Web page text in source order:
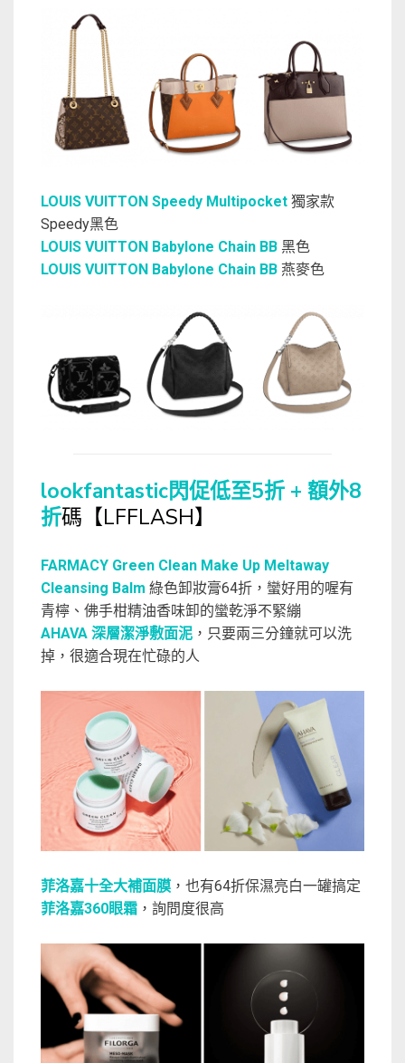
LOUIS VUITTON Speedy Multipocket 獨家款
Speedy黑色
LOUIS VUITTON Babylone Chain BB 黑色
LOUIS VUITTON Babylone Chain BB 燕麥色
lookfantastic閃促低至5折 + 額外8
折碼【LFFLASH】
FARMACY Green Clean Make Up Meltaway
Cleansing Balm 綠色卸妝膏64折，蠻好用的喔有
青檸、佛手柑精油香味卸的蠻乾淨不緊繃
AHAVA 深層潔淨敷面泥 ，只要兩三分鐘就可以洗
掉，很適合現在忙碌的人
菲洛嘉十全大補面膜 ，也有64折保濕亮白一罐搞定
菲洛嘉360眼霜 ，詢問度很高